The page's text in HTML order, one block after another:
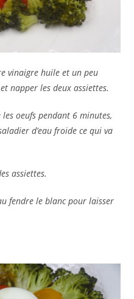
vinaigre huile et un peu
napper les deux assiettes.
oeufs pendant 6 minutes,
d’eau froide ce qui va
assiettes.
fendre le blanc pour laisser